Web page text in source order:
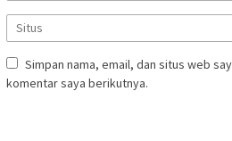
Simpan nama, email, dan situs web
komentar saya berikutnya.